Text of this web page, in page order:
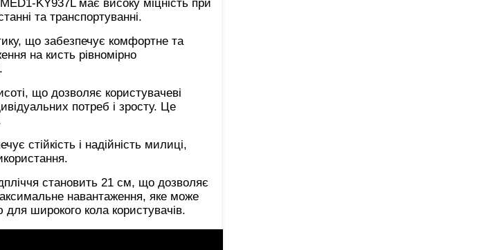
KY937L має високу міцність при
та транспортуванні.
що забезпечує комфортне та
на кисть рівномірно
що дозволяє користувачеві
потреб і зросту. Це
стійкість і надійність милиці,
становить 21 см, що дозволяє
навантаження, яке може
широкого кола користувачів.